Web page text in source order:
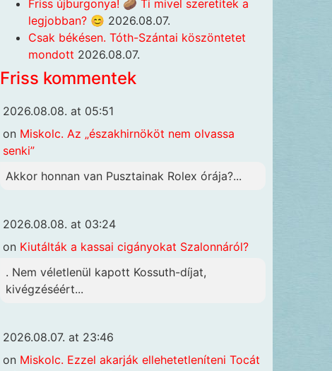
Friss újburgonya! 🥔 Ti mivel szeretitek a
legjobban? 😊 2026.08.07.
Csak békésen. Tóth-Szántai köszöntetet
mondott 2026.08.07.
Friss kommentek
2026.08.08. at 05:51
on Miskolc. Az „északhirnököt nem olvassa
senki”
Akkor honnan van Pusztainak Rolex órája?...
2026.08.08. at 03:24
on Kiutálták a kassai cigányokat Szalonnáról?
. Nem véletlenül kapott Kossuth-díjat,
kivégzéséért...
2026.08.07. at 23:46
on Miskolc. Ezzel akarják ellehetetleníteni Tocát